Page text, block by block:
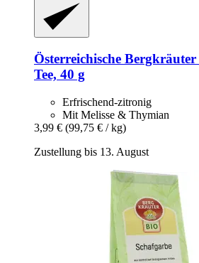
Österreichische Bergkräuter
Tee, 40 g
Erfrischend-zitronig
Mit Melisse & Thymian
3,99 € (99,75 € / kg)
Zustellung bis 13. August